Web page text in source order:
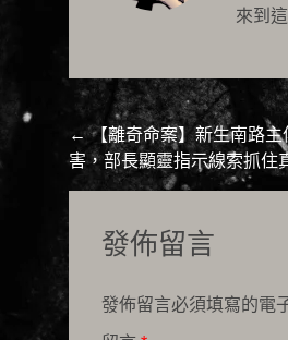
來到
Post
navigation
←【離奇命案】新生南路
害，部長顯靈指示線索抓住
發佈留言
發佈留言必須填寫的電